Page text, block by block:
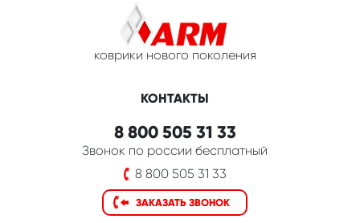
коврики нового поколения
КОНТАКТЫ
8 800 505 31 33
Звонок по россии бесплатный
8 800 505 31 33
ЗАКАЗАТЬ ЗВОНОК